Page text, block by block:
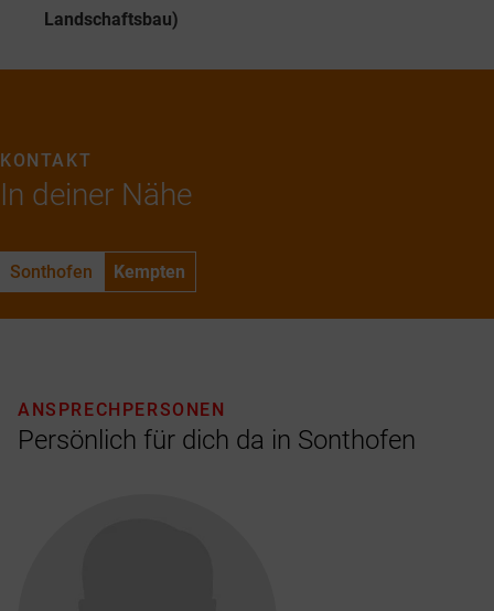
Landschaftsbau)
In deiner Nähe
KONTAKT
Sonthofen Kempten
Persönlich für dich da in Sonthofen
ANSPRECHPERSONEN